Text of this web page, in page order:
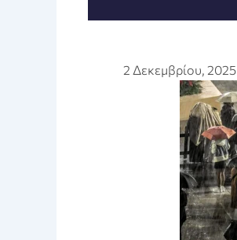
2 Δεκεμβρίου, 2025